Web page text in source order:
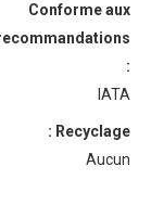
Conforme aux
:
IATA
Recyclage :
Aucun